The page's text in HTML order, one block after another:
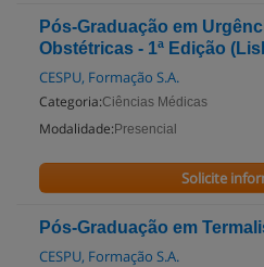
Pós-Graduação em
Obstétricas - 1ª Edição
CESPU, Formação S.A.
Categoria:Ciências Médicas
Modalidade: Presencial
Solicite
Pós-Graduação em
CESPU, Formação S.A.